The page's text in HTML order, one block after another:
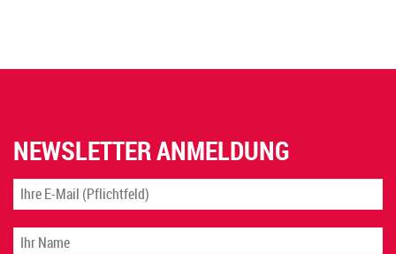
NEWSLETTER ANMELDUNG